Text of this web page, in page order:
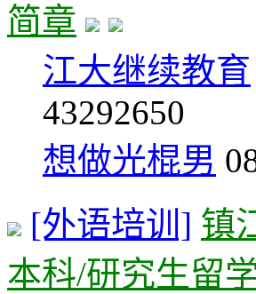
简章
江大继续教育
43292650
想做光棍男
[外语培训] 镇
本科/研究生留